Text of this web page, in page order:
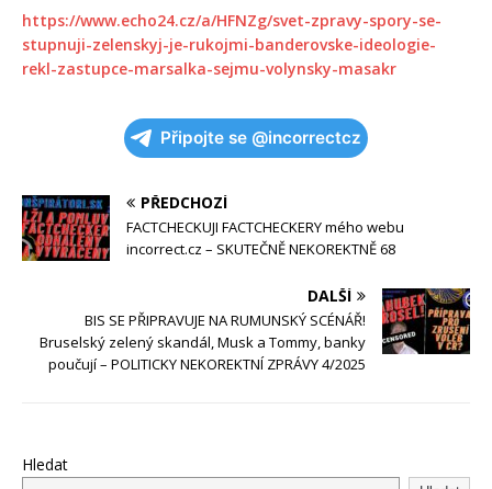
https://www.echo24.cz/a/HFNZg/svet-zpravy-spory-se-
stupnuji-zelenskyj-je-rukojmi-banderovske-ideologie-
rekl-zastupce-marsalka-sejmu-volynsky-masakr
Připojte se @incorrectcz
PŘEDCHOZÍ
FACTCHECKUJI FACTCHECKERY mého webu
incorrect.cz – SKUTEČNĚ NEKOREKTNĚ 68
DALŠÍ
BIS SE PŘIPRAVUJE NA RUMUNSKÝ SCÉNÁŘ!
Bruselský zelený skandál, Musk a Tommy, banky
poučují – POLITICKY NEKOREKTNÍ ZPRÁVY 4/2025
Hledat